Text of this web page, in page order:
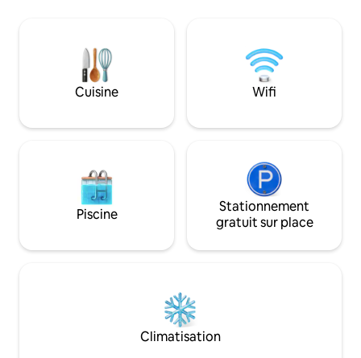
centre de la ville, mais à 5 minutes de la
NH-1. Idéal pour les couples, les
voyageurs en solo ou un voyage
d'affaires. Vous partez à la montagne ?
sinueuses vers Kasauli et Shimla
professionnels,
personnes
apprécieront,
la sainteté d'une
petit-déjeuner et
Cuisine Wifi
Piscine
Stationnement
gratuit sur place
Climatisation